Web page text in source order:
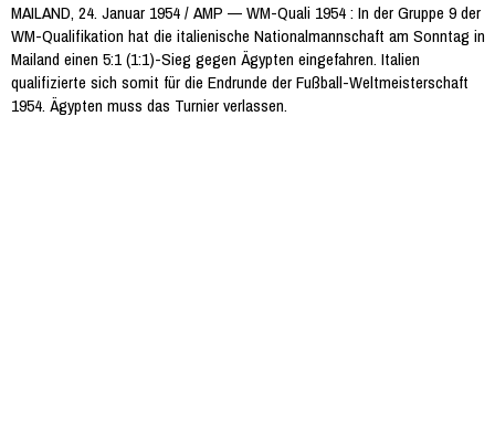
MAILAND, 24. Januar 1954 / AMP — WM-Quali 1954 : In der Gruppe 9 der
WM-Qualifikation hat die italienische Nationalmannschaft am Sonntag in
Mailand einen 5:1 (1:1)-Sieg gegen Ägypten eingefahren. Italien
qualifizierte sich somit für die Endrunde der Fußball-Weltmeisterschaft
1954. Ägypten muss das Turnier verlassen.